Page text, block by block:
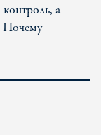
а
Почему